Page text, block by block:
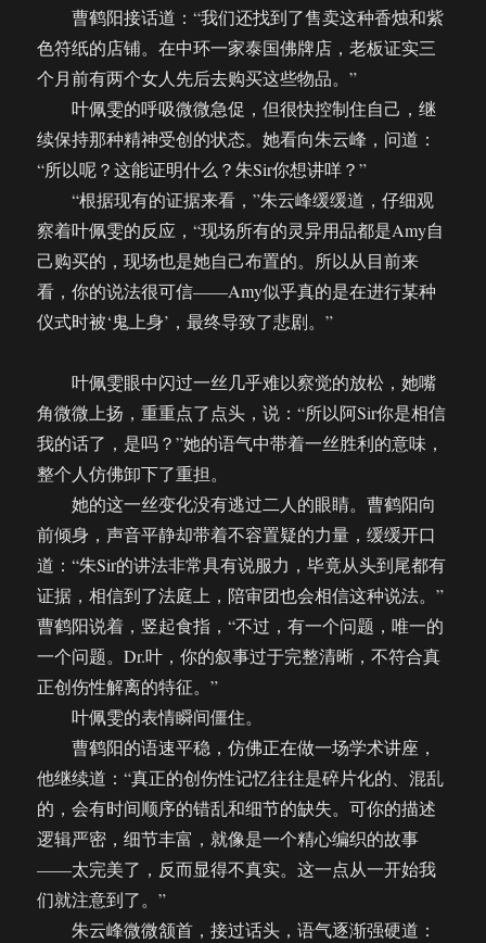
曹鹤阳接话道：“我们还找到了售卖这种香烛和紫
色符纸的店铺。在中环一家泰国佛牌店，老板证实三
个月前有两个女人先后去购买这些物品。”
叶佩雯的呼吸微微急促，但很快控制住自己，继
续保持那种精神受创的状态。她看向朱云峰，问道：
“所以呢？这能证明什么？朱Sir你想讲咩？”
“根据现有的证据来看，”朱云峰缓缓道，仔细观
察着叶佩雯的反应，“现场所有的灵异用品都是Amy自
己购买的，现场也是她自己布置的。所以从目前来
看，你的说法很可信——Amy似乎真的是在进行某种
仪式时被‘鬼上身’，最终导致了悲剧。”
叶佩雯眼中闪过一丝几乎难以察觉的放松，她嘴
角微微上扬，重重点了点头，说：“所以阿Sir你是相信
我的话了，是吗？”她的语气中带着一丝胜利的意味，
整个人仿佛卸下了重担。
她的这一丝变化没有逃过二人的眼睛。曹鹤阳向
前倾身，声音平静却带着不容置疑的力量，缓缓开口
道：“朱Sir的讲法非常具有说服力，毕竟从头到尾都有
证据，相信到了法庭上，陪审团也会相信这种说法。”
曹鹤阳说着，竖起食指，“不过，有一个问题，唯一的
一个问题。Dr.叶，你的叙事过于完整清晰，不符合真
正创伤性解离的特征。”
叶佩雯的表情瞬间僵住。
曹鹤阳的语速平稳，仿佛正在做一场学术讲座，
他继续道：“真正的创伤性记忆往往是碎片化的、混乱
的，会有时间顺序的错乱和细节的缺失。可你的描述
逻辑严密，细节丰富，就像是一个精心编织的故事
——太完美了，反而显得不真实。这一点从一开始我
们就注意到了。”
朱云峰微微颔首，接过话头，语气逐渐强硬道：